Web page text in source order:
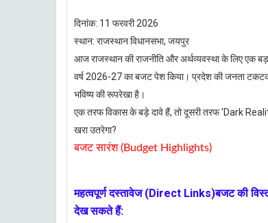
दिनांक: 11 फरवरी 2026
स्थान: राजस्थान विधानसभा, जयपुर
आज राजस्थान की राजनीति और अर्थव्यवस्था के लिए एक
वर्ष 2026-27 का बजट पेश किया। प्रदेश की जनता
भविष्य की रूपरेखा है।
एक तरफ विकास के बड़े दावे हैं, तो दूसरी तरफ 'Dark
खरा उतरेगा?
बजट सारंश (Budget Highlights)
महत्वपूर्ण दस्तावेज (Direct Links)बजट की
देख सकते हैं: